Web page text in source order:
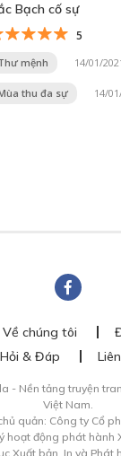
Bạch cố sự
5
mệnh 14/01/
thu đa sự 14/
Về chúng tôi
Hỏi & Đáp
- Nền tảng truyện
Việt Nam.
quản: Công ty Cổ
hoạt động phát hành
Xuất bản, In và